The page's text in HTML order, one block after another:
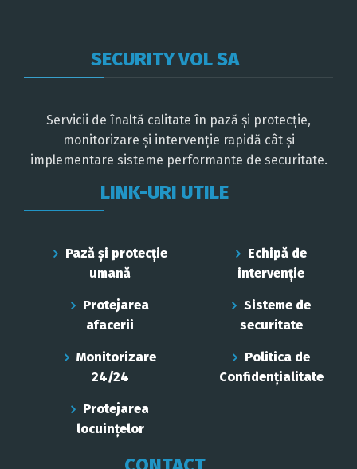
SECURITY VOL SA
Servicii de înaltă calitate în pază și protecție,
monitorizare și intervenție rapidă cât și
implementare sisteme performante de securitate.
LINK-URI UTILE
Pază și protecție
umană
Protejarea
afacerii
Monitorizare
24/24
Protejarea
locuințelor
Echipă de
intervenție
Sisteme de
securitate
Politica de
Confidenţialitate